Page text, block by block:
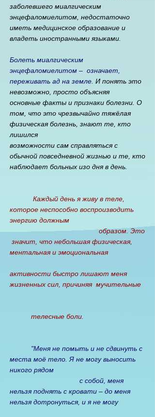
заболевшего миалгическим
энцефаломиелитом, недостаточно
иметь медицинское образование и
владеть иностранными языками.
Болеть миалгическим
энцефаломиелитом ‒ означает,
переживать ад на земле. И понять это
невозможно, просто объясняя
основные факты и признаки болезни. О
том, что это чрезвычайно тяжёлая
физическая болезнь, знают те, кто
лишился
возможности сам справляться с
обычной повседневной жизнью и те, кто
наблюдает больных изо дня в день.
Каждый день я живу в теле,
которое неспособно воспроизводить
энергию должным
образом. Это
значит, что небольшая физическая,
ментальная и эмоциональная
активности быстро лишают меня
жизненных сил, причиняя мучительные
телесные боли.
"Меня не помыть и не сдвинуть с
места моё тело. Я не могу выносить
никого рядом
с собой, меня
нельзя поднять с кровати ‒ до меня
нельзя дотронуться, и я не могу